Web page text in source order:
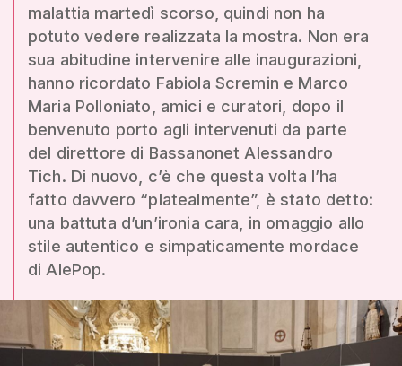
malattia martedì scorso, quindi non ha
potuto vedere realizzata la mostra. Non era
sua abitudine intervenire alle inaugurazioni,
hanno ricordato Fabiola Scremin e Marco
Maria Polloniato, amici e curatori, dopo il
benvenuto porto agli intervenuti da parte
del direttore di Bassanonet Alessandro
Tich. Di nuovo, c’è che questa volta l’ha
fatto davvero “platealmente”, è stato detto:
una battuta d’un’ironia cara, in omaggio allo
stile autentico e simpaticamente mordace
di AlePop.